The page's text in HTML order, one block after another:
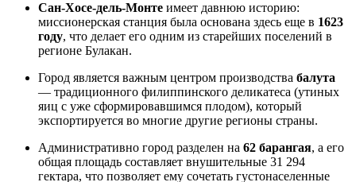
Сан-Хосе-дель-Монте имеет давнюю историю:
миссионерская станция была основана здесь еще в 1623
году, что делает его одним из старейших поселений в
регионе Булакан.
Город является важным центром производства балута
— традиционного филиппинского деликатеса (утиных
яиц с уже сформировавшимся плодом), который
экспортируется во многие другие регионы страны.
Административно город разделен на 62 барангая, а его
общая площадь составляет внушительные 31 294
гектара, что позволяет ему сочетать густонаселенные